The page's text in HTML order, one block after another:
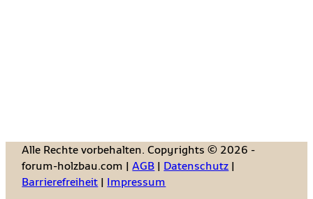
Alle Rechte vorbehalten. Copyrights © 2026 -
forum-holzbau.com |AGB | Datenschutz |
Barrierefreiheit | Impressum